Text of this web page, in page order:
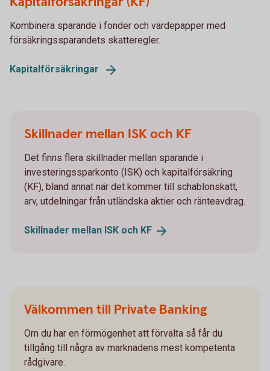
Kombinera sparande i fonder och värdepapper med
försäkringssparandets skatteregler.
Kapitalförsäkringar
Skillnader mellan ISK och KF
Det finns flera skillnader mellan sparande i
investeringssparkonto (ISK) och kapitalförsäkring
(KF), bland annat när det kommer till schablonskatt,
arv, utdelningar från utländska aktier och ränteavdrag.
Skillnader mellan ISK och KF
Välkommen till Private Banking
Om du har en förmögenhet att förvalta så får du
tillgång till några av marknadens mest kompetenta
rådgivare.